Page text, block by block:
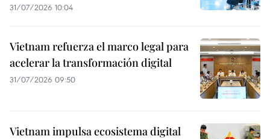
31/07/2026 10:04
Vietnam refuerza el marco legal para
acelerar la transformación digital
31/07/2026 09:50
Vietnam impulsa ecosistema digital